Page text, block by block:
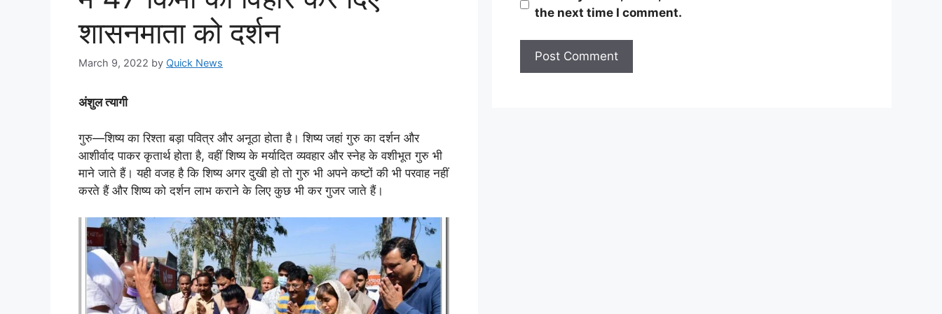
शासनमाता को दर्शन
March 9, 2022 by Quick News
अंशुल त्यागी
गुरु—शिष्य का रिश्ता बड़ा पवित्र और अनूठा होता है। शिष्य जहां गुरु का दर्शन और
आशीर्वाद पाकर कृतार्थ होता है, वहीं शिष्य के मर्यादित व्यवहार और स्नेह के वशीभूत गुरु भी
माने जाते हैं। यही वजह है कि शिष्य अगर दुखी हो तो गुरु भी अपने कष्टों की भी परवाह नहीं
करते हैं और शिष्य को दर्शन लाभ कराने के लिए कुछ भी कर गुजर जाते हैं।
the next time I comment.